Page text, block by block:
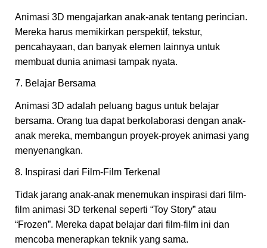
Animasi 3D mengajarkan anak-anak tentang perincian.
Mereka harus memikirkan perspektif, tekstur,
pencahayaan, dan banyak elemen lainnya untuk
membuat dunia animasi tampak nyata.
7. Belajar Bersama
Animasi 3D adalah peluang bagus untuk belajar
bersama. Orang tua dapat berkolaborasi dengan anak-
anak mereka, membangun proyek-proyek animasi yang
menyenangkan.
8. Inspirasi dari Film-Film Terkenal
Tidak jarang anak-anak menemukan inspirasi dari film-
film animasi 3D terkenal seperti “Toy Story” atau
“Frozen”. Mereka dapat belajar dari film-film ini dan
mencoba menerapkan teknik yang sama.